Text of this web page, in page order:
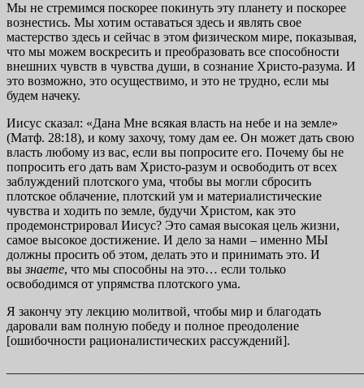
Мы не стремимся поскорее покинуть эту планету и поскорее
вознестись. Мы хотим оставаться здесь и являть свое
мастерство здесь и сейчас в этом физическом мире, показывая,
что мы можем воскресить и преобразовать все способности
внешних чувств в чувства души, в сознание Христо-разума. И
это возможно, это осуществимо, и это не трудно, если мы
будем начеку.
Иисус сказал: «Дана Мне всякая власть на небе и на земле»
(Матф. 28:18), и кому захочу, тому дам ее. Он может дать свою
власть любому из вас, если вы попросите его. Почему бы не
попросить его дать вам Христо-разум и освободить от всех
заблуждений плотского ума, чтобы вы могли сбросить
плотское облачение, плотский ум и материалистические
чувства и ходить по земле, будучи Христом, как это
продемонстрировал Иисус? Это самая высокая цель жизни,
самое высокое достижение. И дело за нами – именно МЫ
должны просить об этом, делать это и принимать это. И
вы знаете, что мы способны на это… если только
освободимся от упрямства плотского ума.
Я закончу эту лекцию молитвой, чтобы мир и благодать
даровали вам полную победу и полное преодоление
[ошибочности рационалистических рассуждений].